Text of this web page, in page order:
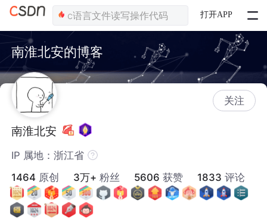
打开APP
南淮北安的博客
关注
南淮北安
IP 属地：浙江省
1464 原创 3万+ 粉丝 5606 获赞 1833 评论